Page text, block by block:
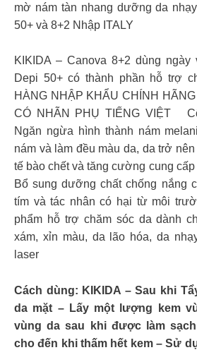
mờ nám tàn nhang dưỡng da
50+ và 8+2 Nhập ITALY
KIKIDA – Canova 8+2 dùng ngày
Depi 50+ có thành phần hỗ trợ
HÀNG NHẬP KHẨU CHÍNH
CÓ NHÃN PHỤ TIẾNG VIỆT
Ngăn ngừa hình thành nám
nám và làm đều màu da, da trở
tế bào chết và tăng cường cung
Bổ sung dưỡng chất chống nắng
tím và tác nhân có hại từ môi
phẩm hỗ trợ chăm sóc da dành
xám, xỉn màu, da lão hóa, da
laser
Cách dùng: KIKIDA – Sau khi
da mặt – Lấy một lượng kem
vùng da sau khi được làm
cho đến khi thấm hết kem – Sử